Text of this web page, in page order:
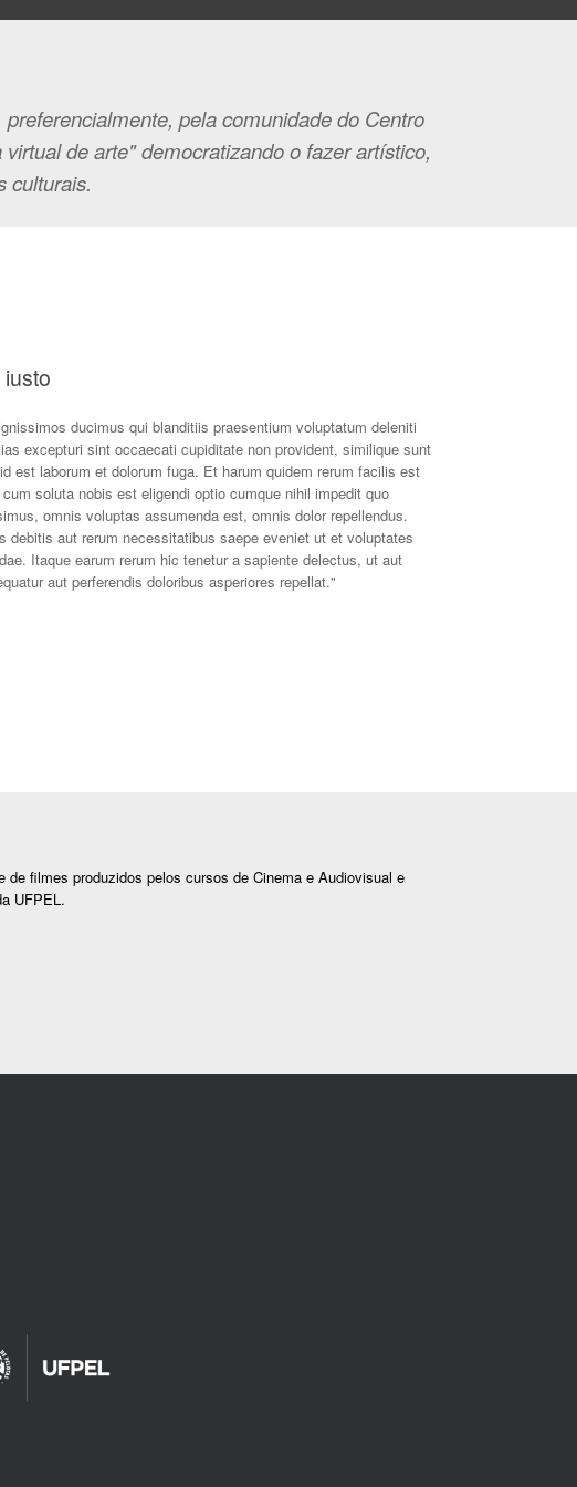
pela comunidade do Centro
de arte" democratizando o fazer artístico,
culturais.
ducimus qui blanditiis praesentium voluptatum deleniti
excepturi sint occaecati cupiditate non provident, similique sunt
est laborum et dolorum fuga. Et harum quidem rerum facilis est
soluta nobis est eligendi optio cumque nihil impedit quo
omnis voluptas assumenda est, omnis dolor repellendus.
debitis aut rerum necessitatibus saepe eveniet ut et voluptates
Itaque earum rerum hic tenetur a sapiente delectus, ut aut
aut perferendis doloribus asperiores repellat."
de filmes produzidos pelos cursos de Cinema e Audiovisual e
UFPEL.